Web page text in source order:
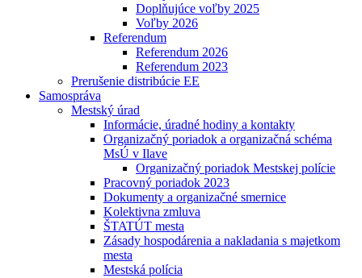
Doplňujúce voľby 2025
Voľby 2026
Referendum
Referendum 2026
Referendum 2023
Prerušenie distribúcie EE
Samospráva
Mestský úrad
Informácie, úradné hodiny a kontakty
Organizačný poriadok a organizačná schéma
MsÚ v Ilave
Organizačný poriadok Mestskej polície
Pracovný poriadok 2023
Dokumenty a organizačné smernice
Kolektivna zmluva
ŠTATÚT mesta
Zásady hospodárenia a nakladania s majetkom
mesta
Mestská polícia